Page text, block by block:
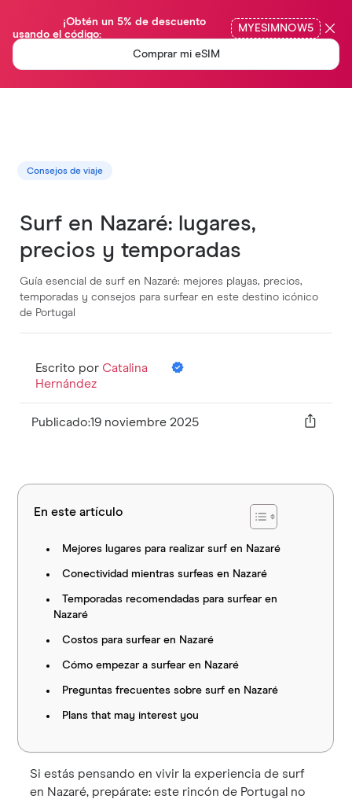
usando el código:
MYESIMNOW5
Comprar mi eSIM
Consejos de viaje
Surf en Nazaré: lugares,
precios y temporadas
Guía esencial de surf en Nazaré: mejores playas, precios,
temporadas y consejos para surfear en este destino icónico
de Portugal
Escrito por Catalina
Hernández
Publicado:19 noviembre 2025
En este artículo
Mejores lugares para realizar surf en Nazaré
Conectividad mientras surfeas en Nazaré
Temporadas recomendadas para surfear en
Nazaré
Costos para surfear en Nazaré
Cómo empezar a surfear en Nazaré
Preguntas frecuentes sobre surf en Nazaré
Plans that may interest you
Si estás pensando en vivir la experiencia de surf
en Nazaré, prepárate: este rincón de Portugal no